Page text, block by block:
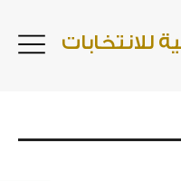
للانتخابات